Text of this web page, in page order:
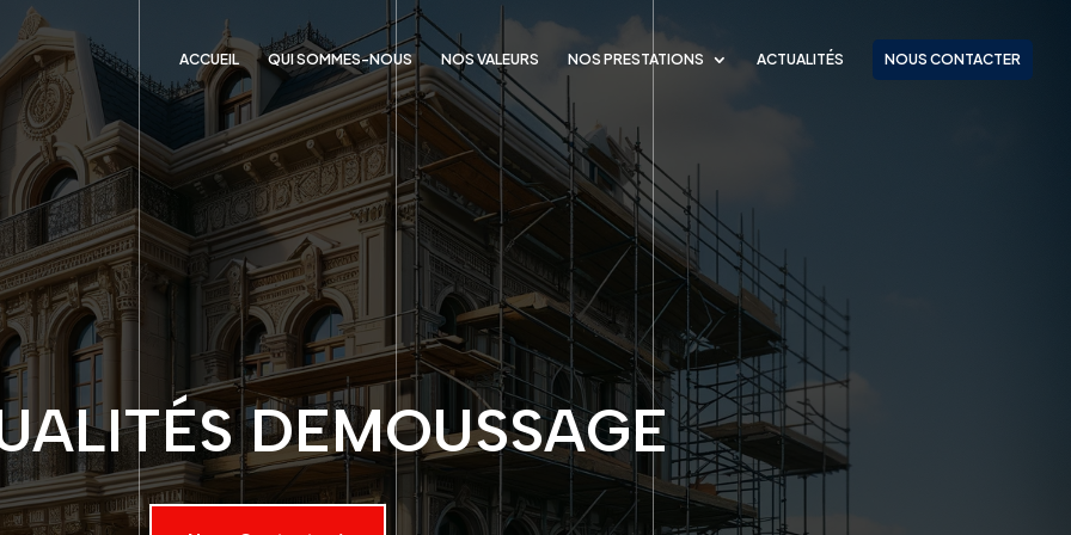
ACCUEIL QUI SOMMES-NOUS NOS VALEURS NOS PRESTATIONS ACTUALITÉS NOUS CONTACTER
DEMOUSSAGE